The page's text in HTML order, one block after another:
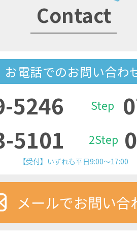
Contact
お電話でのお問い合わ
5246 Step
5101 2Step
【受付】いずれも平日9:00～17:00
メールでお問い合